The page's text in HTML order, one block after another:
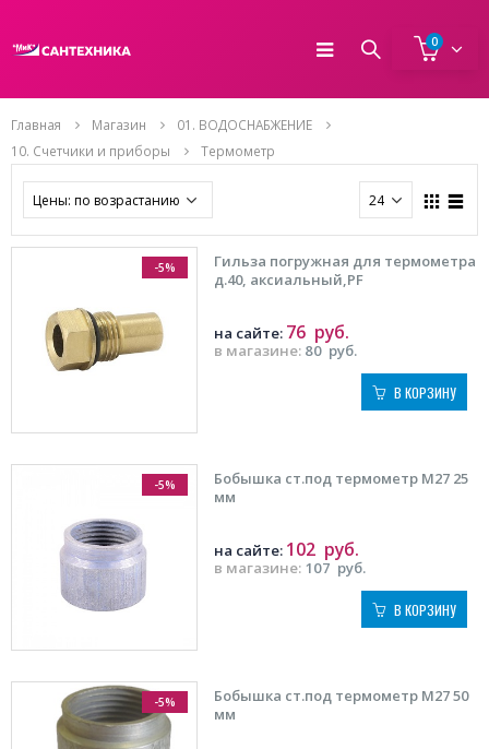
0
Главная Магазин
01. ВОДОСНАБЖЕНИЕ
10. Счетчики и приборы
Термометр
-5%
Гильза погружная для термометра
д.40, аксиальный,PF
в магазине: 80 руб.
на сайте: 76 руб.
В КОРЗИНУ
-5%
Бобышка ст.под термометр М27 25
мм
в магазине: 107 руб.
на сайте: 102 руб.
В КОРЗИНУ
-5%
Бобышка ст.под термометр М27 50
мм